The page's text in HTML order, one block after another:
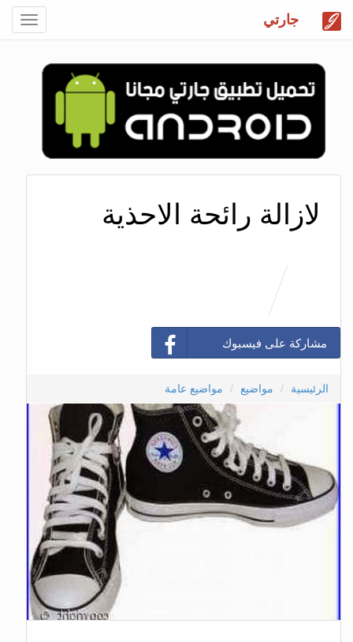
جارتي
لازالة رائحة الاحذية
مشاركة على فيسبوك
الرئيسية مواضيع مواضيع عامة